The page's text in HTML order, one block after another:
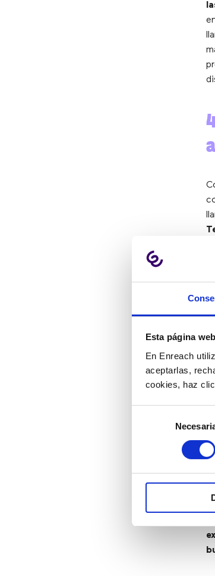
Esta página
En Enreach
aceptarlas,
cookies, haz
consentimiento
y